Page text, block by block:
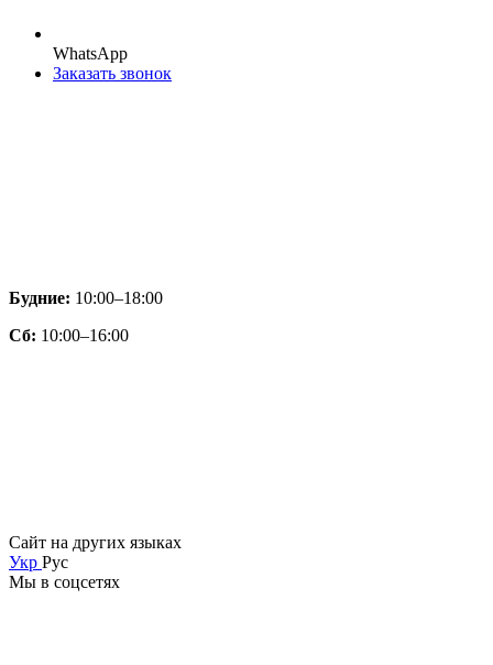
WhatsApp
Заказать звонок
Будние: 10:00–18:00
Сб: 10:00–16:00
Сайт на других языках
Укр Рус
Мы в соцсетях